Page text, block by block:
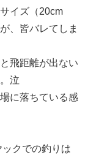
イズ（20cm
、皆バレてしま
飛距離が出ない
泣
に落ちている感
ックでの釣りは